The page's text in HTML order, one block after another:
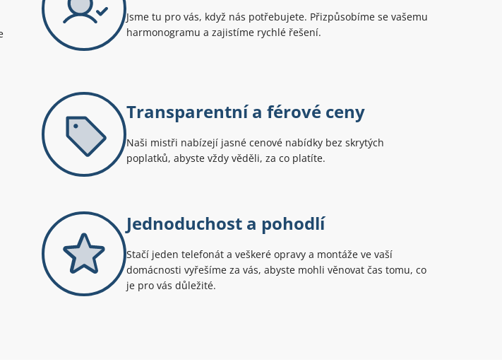
Jsme tu pro vás, když nás potřebujete. Přizpůsobíme se vašemu
harmonogramu a zajistíme rychlé řešení.
Transparentní a férové ceny
Naši mistři nabízejí jasné cenové nabídky bez skrytých
poplatků, abyste vždy věděli, za co platíte.
Jednoduchost a pohodlí
Stačí jeden telefonát a veškeré opravy a montáže ve vaší
domácnosti vyřešíme za vás, abyste mohli věnovat čas tomu, co
je pro vás důležité.